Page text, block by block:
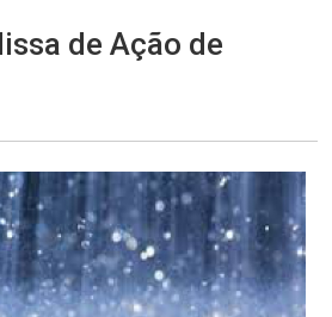
de Ação de